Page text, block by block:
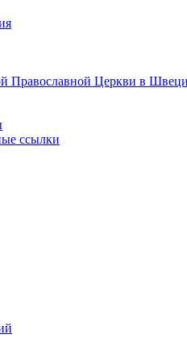
Православной Церкви в
ссылки